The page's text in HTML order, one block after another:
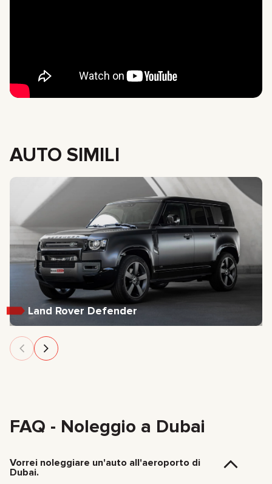
AUTO SIMILI
Land Rover Defender
FAQ - Noleggio a Dubai
Vorrei noleggiare un'auto all'aeroporto di
Dubai.